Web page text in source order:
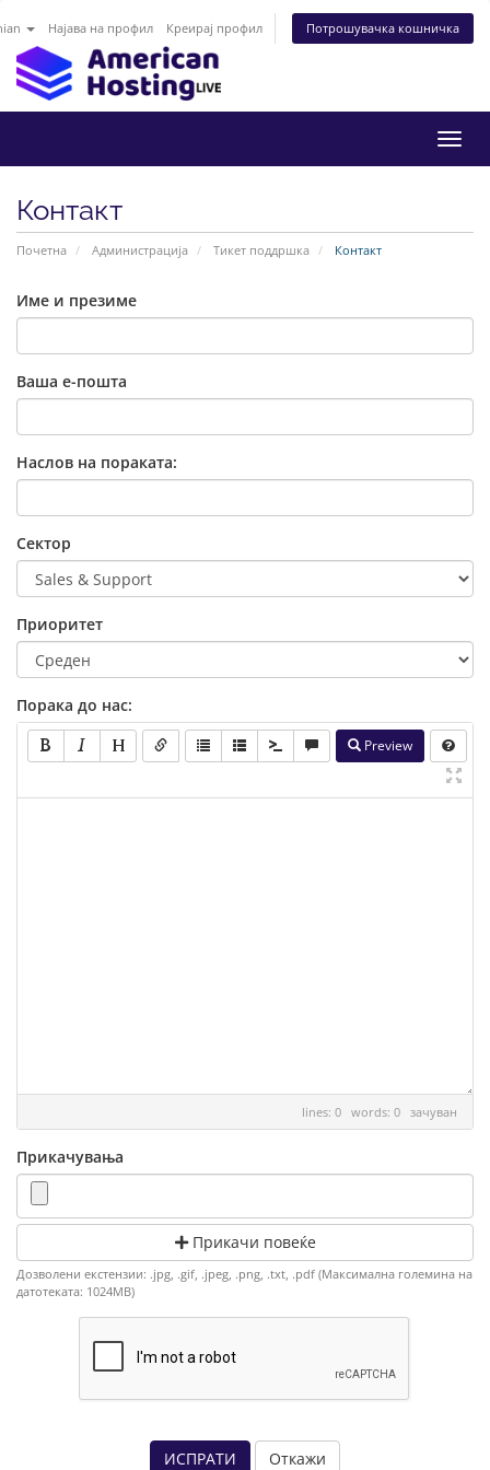
Најава на профил Креирај профил Потрошувачка кошничка
ја
Контакт
Почетна Администрација Тикет поддршка Контакт
Име и презиме
Ваша е-пошта
Наслов на пораката:
Сектор
Приоритет
Порака до нас:
Preview
lines: 0 words: 0 зачуван
Прикачувања
Прикачи повеќе
Дозволени екстензии: .jpg, .gif, .jpeg, .png, .txt, .pdf (Максимална големина на
датотеката: 1024MB)
Откажи